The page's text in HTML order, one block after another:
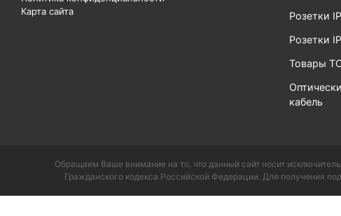
Карта сайта
Розетки
Розетки
Товары
кабель
Обращаем Ваше внимание на то, что данный сайт носит
Гражданского кодекса Российской Федерации. Для получения